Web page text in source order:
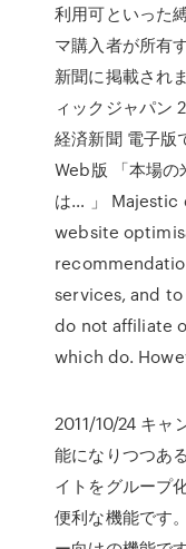
利用可といった
マ購入者が所有
新聞に掲載され
ィックジャパン
経済新聞 電子版
Web版 「本場の
は… 」
website
services, and
do not affiliate
which do.
2011/10/24 キャ
能になりつつあ
イトをグループ
便利な機能です